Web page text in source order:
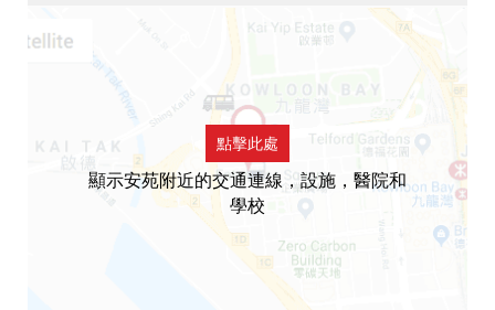
點擊此處
顯示安苑附近的交通連線，設施，醫院和
學校